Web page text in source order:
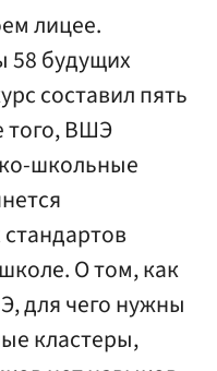
лицее.
58 будущих
составил пять
того, ВШЭ
школьные
О том, как
для чего нужны
кластеры,